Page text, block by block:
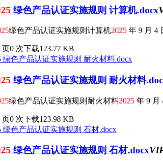
绿色产品认证实施规则 计算机.docx
绿色产品认证实施规则计算机2025 年 9 月 4
页0 次下载123.77 KB
绿色产品认证实施规则 耐火材料
绿色产品认证实施规则耐火材料2025 年 9 月
页0 次下载123.98 KB
绿色产品认证实施规则 石材.docx